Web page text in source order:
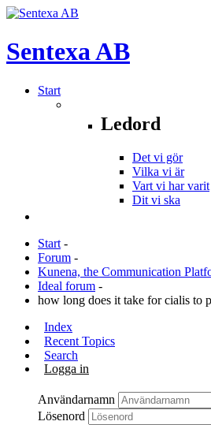
SentexaAB
Start
Ledord
Det vi gör
Vilka vi är
Vart vi har varit
Dit vi ska
Start -
Forum -
Kunena, the Communication
Ideal forum -
how long does it take for cialis to
Index
Recent Topics
Search
Logga in
Användarnamn
Lösenord